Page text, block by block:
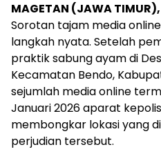
MAGETAN (JAWA TIMUR),
Sorotan tajam media
langkah nyata. Setelah
praktik sabung ayam di
Kecamatan Bendo,
sejumlah media online
Januari 2026 aparat
membongkar lokasi yang
perjudian tersebut.